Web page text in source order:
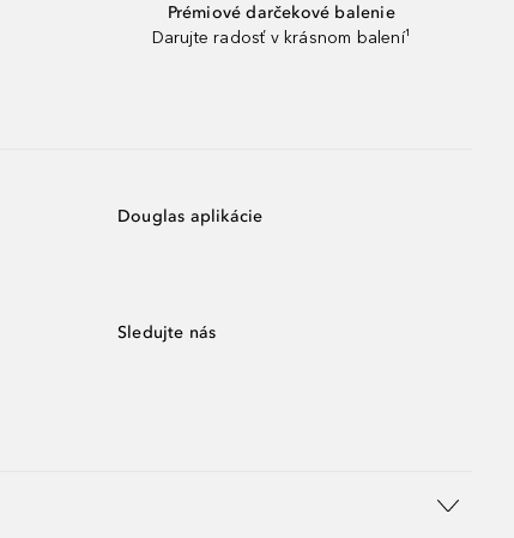
Prémiové darčekové balenie
Darujte radosť v krásnom balení¹
Douglas aplikácie
Sledujte nás